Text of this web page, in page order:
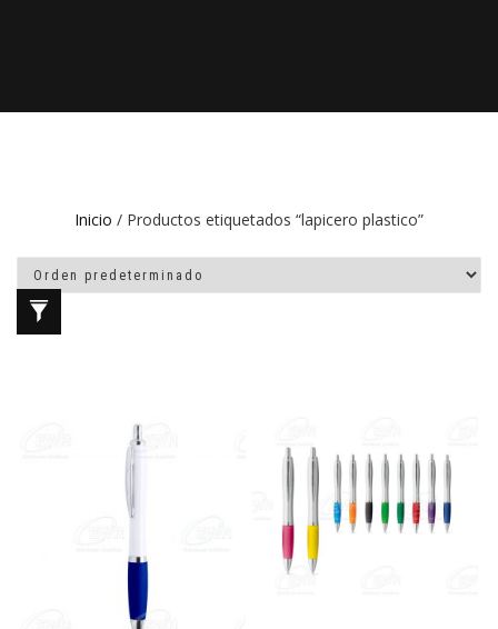
Inicio / Productos etiquetados “lapicero plastico”